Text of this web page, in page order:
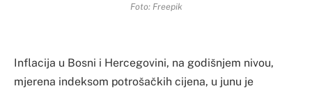
Foto: Freepik
Inflacija u Bosni i Hercegovini, na godišnjem nivou,
mjerena indeksom potrošačkih cijena, u junu je